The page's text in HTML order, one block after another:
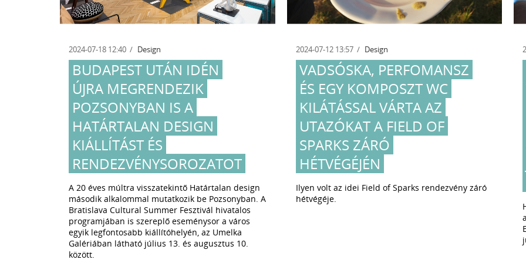
2024-07-18 12:40 Design
BUDAPEST UTÁN IDÉN
ÚJRA MEGRENDEZIK
POZSONYBAN IS A
HATÁRTALAN DESIGN
KIÁLLÍTÁST ÉS
RENDEZVÉNYSOROZATOT
A 20 éves múltra visszatekintő Határtalan design
második alkalommal mutatkozik be Pozsonyban. A
Bratislava Cultural Summer Fesztivál hivatalos
programjában is szereplő eseménysor a város
egyik legfontosabb kiállítóhelyén, az Umelka
Galériában látható július 13. és augusztus 10.
között.
2024-07-12 13:57 Design
VADSÓSKA, PERFOMANSZ
ÉS EGY KOMPOSZT WC
KILÁTÁSSAL VÁRTA AZ
UTAZÓKAT A FIELD OF
SPARKS ZÁRÓ
HÉTVÉGÉJÉN
Ilyen volt az idei Field of Sparks rendezvény záró
hétvégéje.